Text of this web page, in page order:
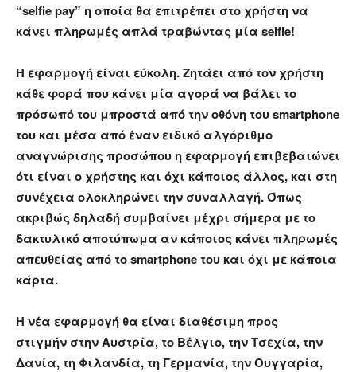
“selfie pay” η οποία θα επιτρέπει στο χρήστη να
κάνει πληρωμές απλά τραβώντας μία selfie!
Η εφαρμογή είναι εύκολη. Ζητάει από τον χρήστη
κάθε φορά που κάνει μία αγορά να βάλει το
πρόσωπό του μπροστά από την οθόνη του smartphone
του και μέσα από έναν ειδικό αλγόριθμο
αναγνώρισης προσώπου η εφαρμογή επιβεβαιώνει
ότι είναι ο χρήστης και όχι κάποιος άλλος, και στη
συνέχεια ολοκληρώνει την συναλλαγή. Όπως
ακριβώς δηλαδή συμβαίνει μέχρι σήμερα με το
δακτυλικό αποτύπωμα αν κάποιος κάνει πληρωμές
απευθείας από το smartphone του και όχι με κάποια
κάρτα.
Η νέα εφαρμογή θα είναι διαθέσιμη προς
στιγμήν στην Αυστρία, το Βέλγιο, την Τσεχία, την
Δανία, τη Φιλανδία, τη Γερμανία, την Ουγγαρία,